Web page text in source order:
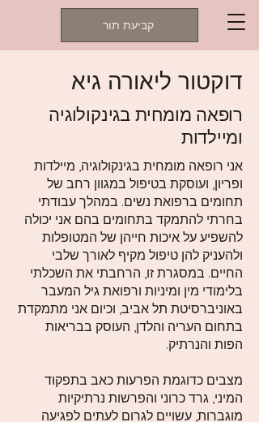
קביעת תור
דוקטור ליאורה גיא
רופאה מומחית בגינקולוגיה
ומיילדות
אני רופאה מומחית בגינקולוגיה, מיילדות
ופריון, ועוסקת בטיפול במגוון רחב של
תחומים ברפואת נשים. במהלך עבודתי
בחרתי להתמקד בתחומים בהם אני יכולה
להשפיע על איכות חייהן של המטופלות
ולהעניק להן טיפול מקיף לאורך שלבי
החיים. במסגרת זו, הרחבתי את השכלתי
בלימודי מין ומיניות ורפואת גיל המעבר
באוניברסיטת תל אביב, וכיום אני מתמקדת
בתחום העריה והלדן, העוסק בבריאות
הפות והנרתיק.
מצבים כדוגמת הפרעות כאב בתפקוד
המיני, גרד כרוני והפרשות נרתיקיות
מוגברות, עשויים לגרום לעתים לפגיעה